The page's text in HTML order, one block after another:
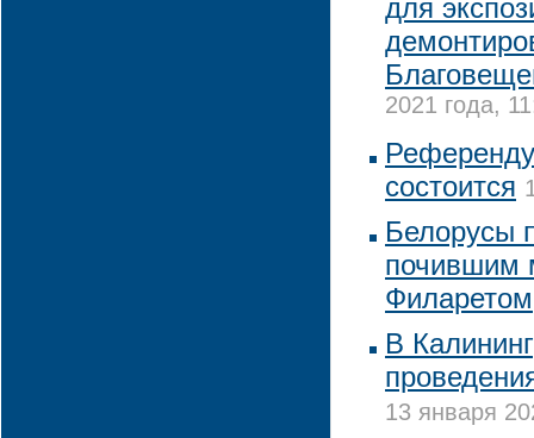
для
2021 года,
состоится
Белорусы
почившим
Филаретом
В
13 января